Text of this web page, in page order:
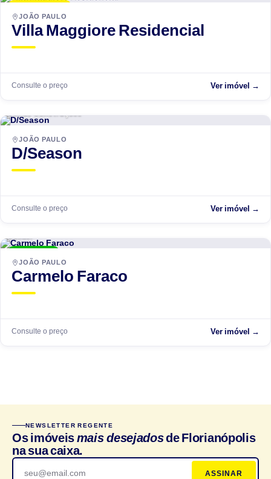
JOÃO PAULO
Villa Maggiore Residencial
Consulte o preço Ver imóvel →
JOÃO PAULO
D/Season
Consulte o preço Ver imóvel →
JOÃO PAULO
Carmelo Faraco
Consulte o preço Ver imóvel →
NEWSLETTER REGENTE
Os imóveismais desejadosde Florianópolis
na sua caixa.
ASSINAR